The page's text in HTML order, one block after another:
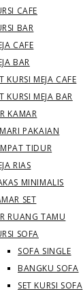
CAFE
BAR
CAFE
BAR
KURSI MEJA CAFE
KURSI MEJA BAR
KAMAR
PAKAIAN
TIDUR
RIAS
MINIMALIS
SET
RUANG TAMU
SOFA
SOFA SINGLE
BANGKU SOFA
SET KURSI SOFA